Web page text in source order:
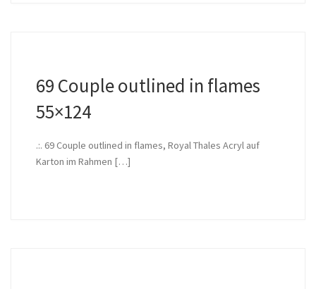
69 Couple outlined in flames
55×124
.:. 69 Couple outlined in flames, Royal Thales Acryl auf
Karton im Rahmen […]